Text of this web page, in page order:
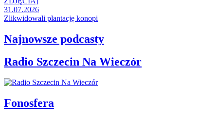
31.07.2026
Zlikwidowali plantację konopi
Najnowsze podcasty
Radio Szczecin Na Wieczór
Fonosfera